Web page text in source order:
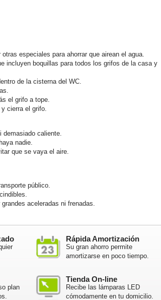
especiales para ahorrar que airean el agua.
incluyen boquillas para todos los grifos de la casa y
de la cisterna del WC.
el grifo a tope.
cierra el grifo.
demasiado caliente.
nadie.
que se vaya el aire.
público.
aceleradas ni frenadas.
Rápida Amortización
Su gran ahorro permite
amortizarse en poco tiempo.
plan
Tienda On-line
Recibe las lámparas LED
cómodamente en tu domicilio.